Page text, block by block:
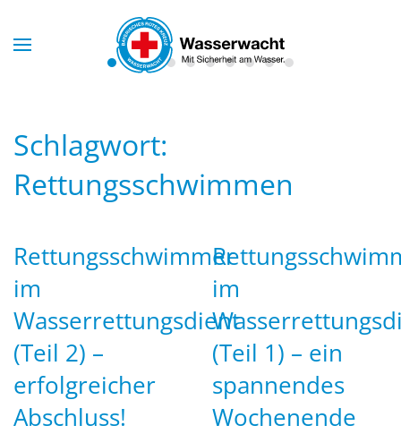
Skip to main content
Schlagwort:
Rettungsschwimmen
Rettungsschwimmer
im
Wasserrettungsdient
(Teil 2) –
erfolgreicher
Abschluss!
im
(Teil 1) – ein
spannendes
Wochenende